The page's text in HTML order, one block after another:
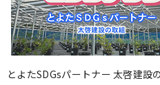
とよたSDGsパートナー 太啓建設